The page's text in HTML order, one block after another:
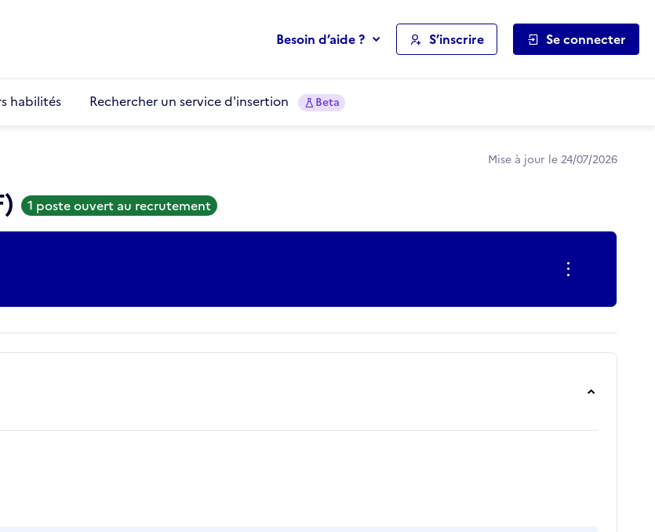
Besoin d’aide ? S’inscrire Se connecter
habilités Rechercher un service d'insertion Beta
Mise à jour le 24/07/2026
1 poste ouvert au recrutement